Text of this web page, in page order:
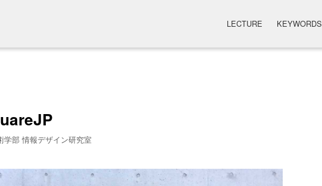
LECTURE KEYWORDS
学部 情報デザイン研究室